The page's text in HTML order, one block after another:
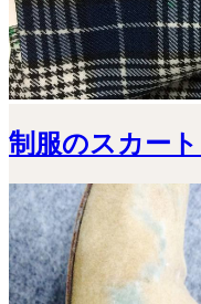
制服のスカー